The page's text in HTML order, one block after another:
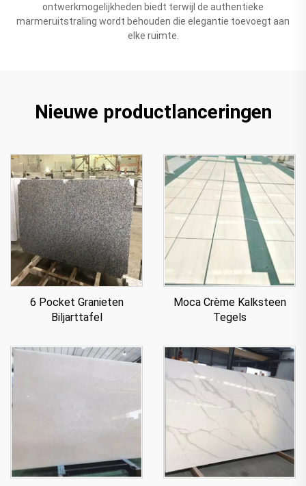
ontwerkmogelijkheden biedt terwijl de authentieke
marmeruitstraling wordt behouden die elegantie toevoegt aan
elke ruimte.
Nieuwe productlanceringen
6 Pocket Granieten
Biljarttafel
Moca Crème Kalksteen
Tegels